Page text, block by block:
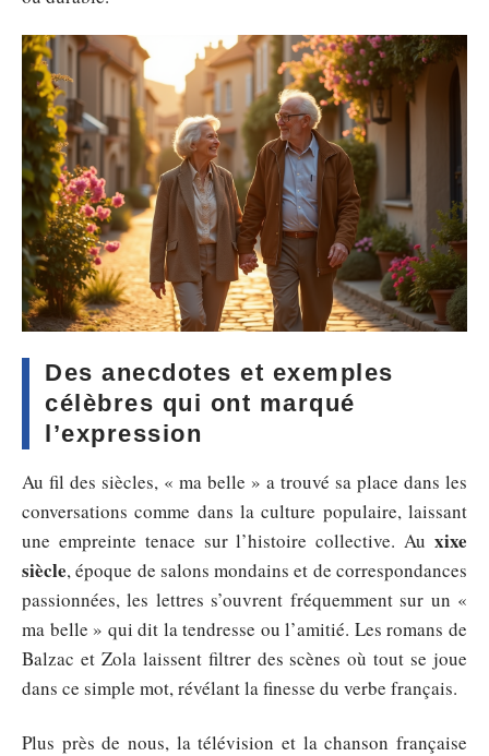
Des anecdotes et exemples
célèbres qui ont marqué
l’expression
Au fil des siècles, « ma belle » a trouvé sa place dans les
conversations comme dans la culture populaire, laissant
une empreinte tenace sur l’histoire collective. Au xixe
siècle, époque de salons mondains et de correspondances
passionnées, les lettres s’ouvrent fréquemment sur un «
ma belle » qui dit la tendresse ou l’amitié. Les romans de
Balzac et Zola laissent filtrer des scènes où tout se joue
dans ce simple mot, révélant la finesse du verbe français.
Plus près de nous, la télévision et la chanson française